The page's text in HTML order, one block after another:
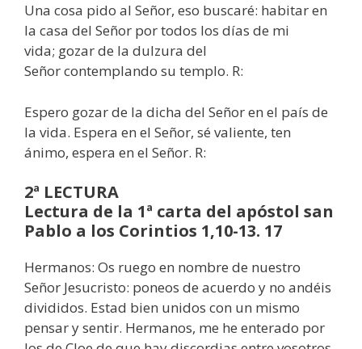
Una cosa pido al Señor, eso buscaré: habitar en
la casa del Señor por todos los días de mi
vida; gozar de la dulzura del
Señor contemplando su templo. R:
Espero gozar de la dicha del Señor en el país de
la vida. Espera en el Señor, sé valiente, ten
ánimo, espera en el Señor. R:
2ª LECTURA
Lectura de la 1ª carta del apóstol san
Pablo a los Corintios 1,10-13. 17
Hermanos: Os ruego en nombre de nuestro
Señor Jesucristo: poneos de acuerdo y no andéis
divididos. Estad bien unidos con un mismo
pensar y sentir. Hermanos, me he enterado por